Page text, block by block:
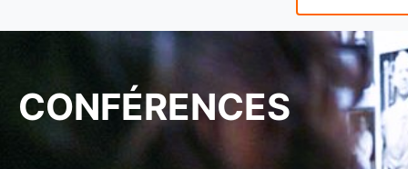
CONFÉRENCES